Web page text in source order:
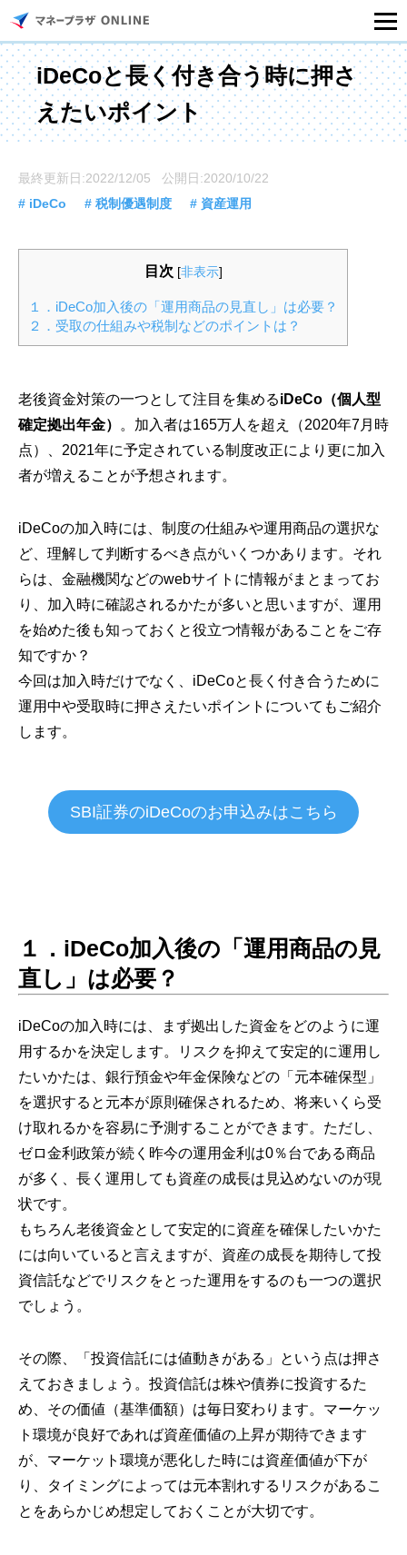
マネープラザONLINEとは
住宅ローンシミュレーション
記事一覧
住宅ローンご相談店舗一覧
セミナー情報
iDeCoと長く付き合う時に押さ
えたいポイント
最終更新日:2022/12/05 公開日:2020/10/22
# iDeCo
# 税制優遇制度 # 資産運用
目次 [非表示]
１．iDeCo加入後の「運用商品の見直し」は必要？
２．受取の仕組みや税制などのポイントは？
老後資金対策の一つとして注目を集めるiDeCo（個人型
確定拠出年金）
。加入者は165万人を超え（2020年7月時
点）、2021年に予定されている制度改正により更に加入
者が増えることが予想されます。
iDeCoの加入時には、制度の仕組みや運用商品の選択な
ど、理解して判断するべき点がいくつかあります。それ
らは、金融機関などのwebサイトに情報がまとまってお
り、加入時に確認されるかたが多いと思いますが、運用
を始めた後も知っておくと役立つ情報があることをご存
知ですか？
今回は加入時だけでなく、iDeCoと長く付き合うために
運用中や受取時に押さえたいポイントについてもご紹介
します。
SBI証券のiDeCoのお申込みはこちら
１．iDeCo加入後の「運用商品の見
直し」は必要？
iDeCoの加入時には、まず拠出した資金をどのように運
用するかを決定します。リスクを抑えて安定的に運用し
たいかたは、銀行預金や年金保険などの「元本確保型」
を選択すると元本が原則確保されるため、将来いくら受
け取れるかを容易に予測することができます。ただし、
ゼロ金利政策が続く昨今の運用金利は0％台である商品
が多く、長く運用しても資産の成長は見込めないのが現
状です。
もちろん老後資金として安定的に資産を確保したいかた
には向いていると言えますが、資産の成長を期待して投
資信託などでリスクをとった運用をするのも一つの選択
でしょう。
その際、「投資信託には値動きがある」という点は押さ
えておきましょう。投資信託は株や債券に投資するた
め、その価値（基準価額）は毎日変わります。マーケッ
ト環境が良好であれば資産価値の上昇が期待できます
が、マーケット環境が悪化した時には資産価値が下が
り、タイミングによっては元本割れするリスクがあるこ
とをあらかじめ想定しておくことが大切です。